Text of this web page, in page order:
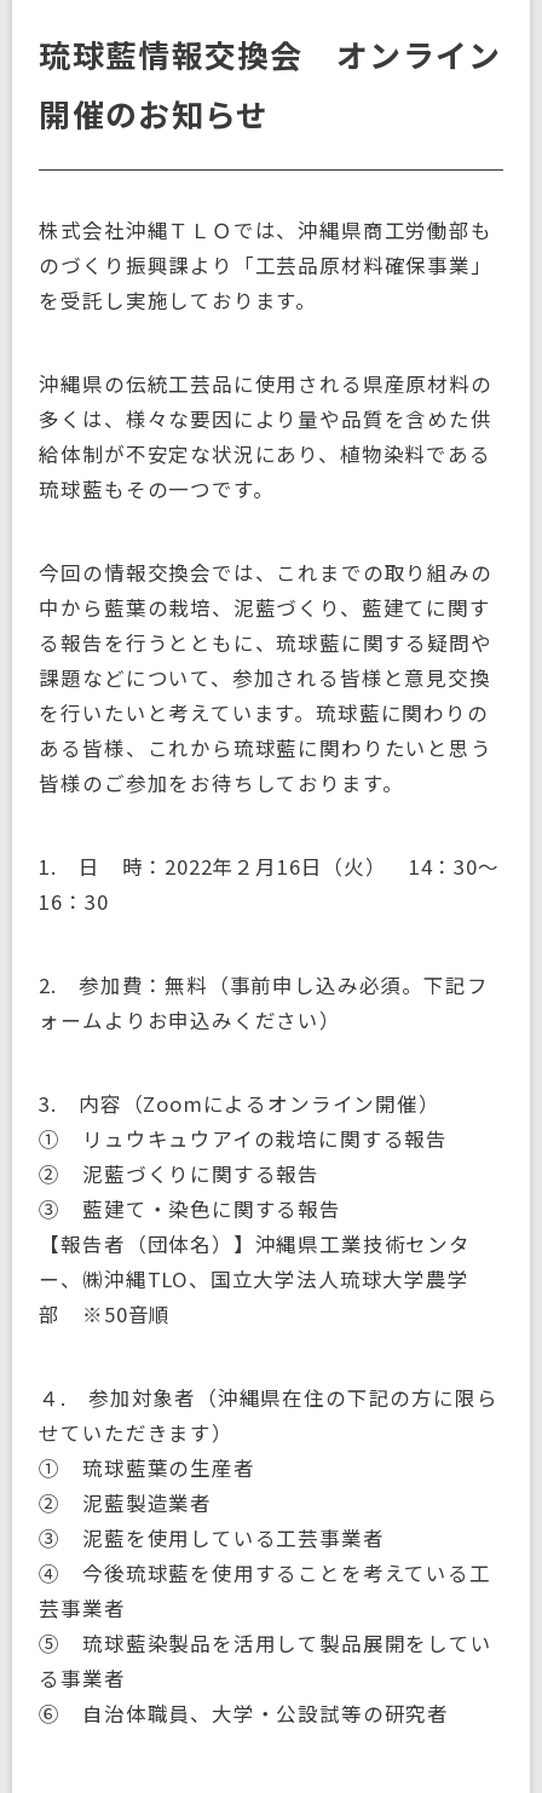
琉球藍情報交換会 オンライン
開催のお知らせ
株式会社沖縄ＴＬＯでは、沖縄県商工労働部も
のづくり振興課より「工芸品原材料確保事業」
を受託し実施しております。
沖縄県の伝統工芸品に使用される県産原材料の
多くは、様々な要因により量や品質を含めた供
給体制が不安定な状況にあり、植物染料である
琉球藍もその一つです。
今回の情報交換会では、これまでの取り組みの
中から藍葉の栽培、泥藍づくり、藍建てに関す
る報告を行うとともに、琉球藍に関する疑問や
課題などについて、参加される皆様と意見交換
を行いたいと考えています。琉球藍に関わりの
ある皆様、これから琉球藍に関わりたいと思う
皆様のご参加をお待ちしております。
1. 日 時：2022年２月16日（火） 14：30～
16：30
2. 参加費：無料（事前申し込み必須。下記フ
ォームよりお申込みください）
3. 内容（Zoomによるオンライン開催）
① リュウキュウアイの栽培に関する報告
② 泥藍づくりに関する報告
③ 藍建て・染色に関する報告
【報告者（団体名）】沖縄県工業技術センタ
ー、㈱沖縄TLO、国立大学法人琉球大学農学
部 ※50音順
４. 参加対象者（沖縄県在住の下記の方に限ら
せていただきます）
① 琉球藍葉の生産者
② 泥藍製造業者
③ 泥藍を使用している工芸事業者
④ 今後琉球藍を使用することを考えている工
芸事業者
⑤ 琉球藍染製品を活用して製品展開をしてい
る事業者
⑥ 自治体職員、大学・公設試等の研究者